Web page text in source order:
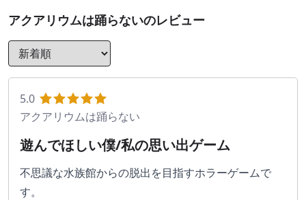
アクアリウムは踊らないのレビュー
5.0
アクアリウムは踊らない
遊んでほしい僕/私の思い出ゲーム
不思議な水族館からの脱出を目指すホラーゲームで
す。